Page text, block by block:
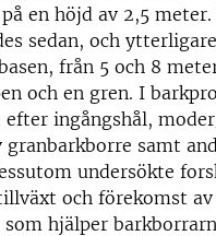
en höjd av 2,5
sedan, och
från 5 och 8
och en gren. I
ingångshål,
granbarkborre samt
undersökte
och förekomst av
som hjälper